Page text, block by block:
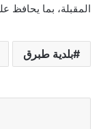
المقبلة، بما يحافظ
بلدية طبرق